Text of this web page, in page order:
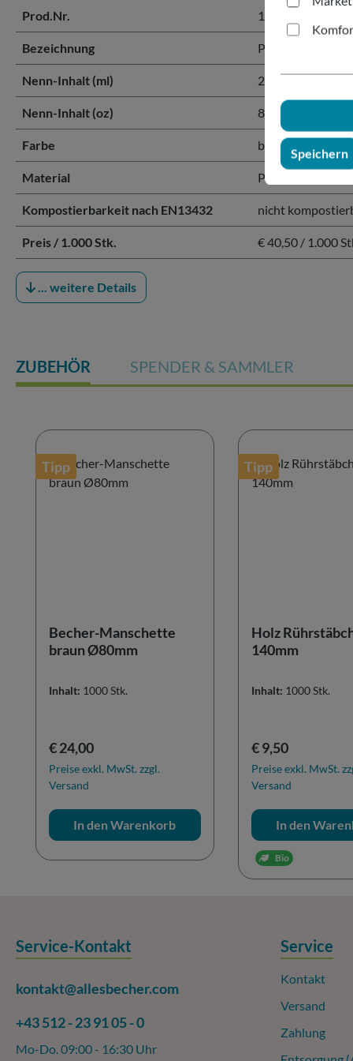
Prod.Nr. 152019
Bezeichnung Pappbecher
Nenn-Inhalt (ml) 200 ml
Nenn-Inhalt (oz) 8 oz
Farbe braun
Material Papier mit PE-
Kompostierbarkeit nach EN13432 nicht
Preis / 1.000 Stk. € 40,50 / 1.000
... weitere Details
ZUBEHÖR SPENDER & SAMMLER
Tipp
Becher-Manschette
braun Ø80mm
Inhalt: 1000 Stk.
Regulärer Preis:
€ 24,00
Preise exkl. MwSt. zzgl.
Versand
In den Warenkorb
Tipp
Holz
140mm
Inhalt: 1000 Stk.
Regulärer Preis:
€ 9,50
Preise exkl. MwSt.
Versand
In den
Bio
Service-Kontakt
kontakt@allesbecher.com
+43 512 - 23 91 05 - 0
Mo-Do. 09:00 - 16:30 Uhr
Service
Kontakt
Versand
Zahlung
Speichern